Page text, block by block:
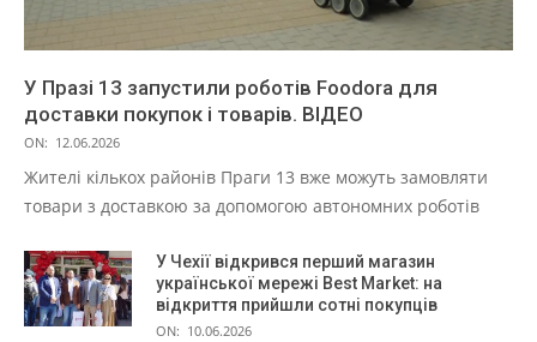
У Празі 13 запустили роботів Foodora для
доставки покупок і товарів. ВІДЕО
ON: 12.06.2026
Жителі кількох районів Праги 13 вже можуть замовляти
товари з доставкою за допомогою автономних роботів
У Чехії відкрився перший магазин
української мережі Best Market: на
відкриття прийшли сотні покупців
ON: 10.06.2026